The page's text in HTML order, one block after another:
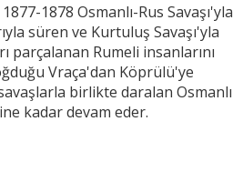
1878 Osmanlı-Rus Savaşı'yla
süren ve Kurtuluş Savaşı'yla
parçalanan Rumeli insanlarını
Vraça'dan Köprülü'ye
birlikte daralan Osmanlı
kadar devam eder.